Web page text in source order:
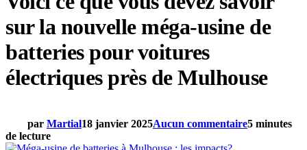
sur la nouvelle méga-usine de
batteries pour voitures
électriques près de Mulhouse
par Martial18 janvier 2025Aucun commentaire5 minutes
de lecture